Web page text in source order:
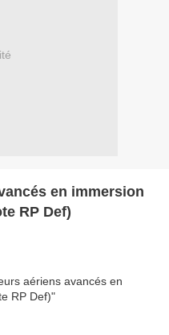
en immersion
RP Def)